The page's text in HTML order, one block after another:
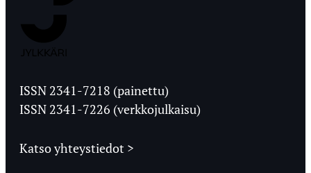
Ylioppilaslehti
ISSN 2341-7218 (painettu)
ISSN 2341-7226 (verkkojulkaisu)
Katso yhteystiedot >